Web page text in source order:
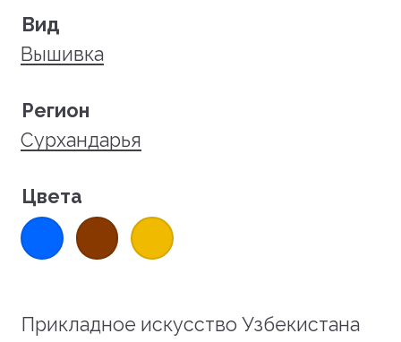
Вид
Вышивка
Регион
Сурхандарья
Цвета
Прикладное искусство Узбекистана